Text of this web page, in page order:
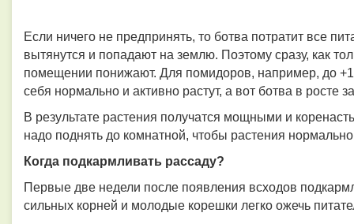
Если ничего не предпринять, то ботва потратит все
вытянутся и попадают на землю. Поэтому сразу, как
помещении понижают. Для помидоров, например, до
себя нормально и активно растут, а вот ботва в росте
В результате растения получатся мощными и
надо поднять до комнатной, чтобы растения
Когда подкармливать рассаду?
Первые две недели после появления всходов
сильных корней и молодые корешки легко ожечь